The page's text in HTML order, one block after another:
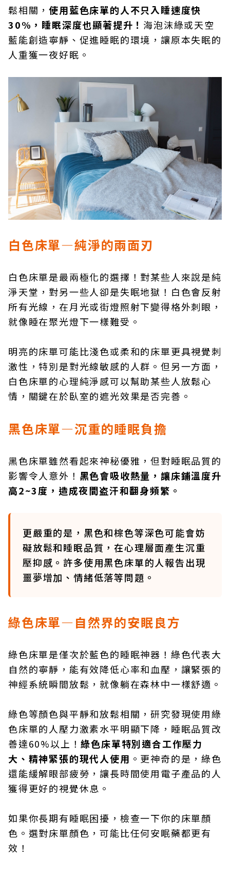
鬆相關，使用藍色床單的人不只入睡速度快
30% ，睡眠深度也顯著提升！ 海泡沫綠或天空
藍能創造寧靜、促進睡眠的環境，讓原本失眠的
人重獲一夜好眠。
白色床單—純淨的兩面刃
白色床單是最兩極化的選擇！對某些人來說是純
淨天堂，對另一些人卻是失眠地獄！白色會反射
所有光線，在月光或街燈照射下變得格外刺眼，
就像睡在聚光燈下一樣難受。
明亮的床單可能比淺色或柔和的床單更具視覺刺
激性，特別是對光線敏感的人群。但另一方面，
白色床單的心理純淨感可以幫助某些人放鬆心
情，關鍵在於臥室的遮光效果是否完善。
黑色床單—沉重的睡眠負擔
黑色床單雖然看起來神秘優雅，但對睡眠品質的
影響令人意外！ 黑色會吸收熱量，讓床鋪溫度升
高2~3度，造成夜間盗汗和翻身頻繁。
更嚴重的是，黑色和棕色等深色可能會妨
礙放鬆和睡眠品質，在心理層面產生沉重
壓抑感。許多使用黑色床單的人報告出現
噩夢增加、情緒低落等問題。
綠色床單—自然界的安眠良方
綠色床單是僅次於藍色的睡眠神器！綠色代表大
自然的寧靜，能有效降低心率和血壓，讓緊張的
神經系統瞬間放鬆，就像躺在森林中一樣舒適。
綠色等顏色與平靜和放鬆相關，研究發現使用綠
色床單的人壓力激素水平明顯下降，睡眠品質改
善達60%以上！綠色床單特別適合工作壓力
大、精神緊張的現代人使用 。更神奇的是，綠色
還能緩解眼部疲勞，讓長時間使用電子產品的人
獲得更好的視覺休息。
如果你長期有睡眠困擾，檢查一下你的床單顏
色。選對床單顏色，可能比任何安眠藥都更有
效！